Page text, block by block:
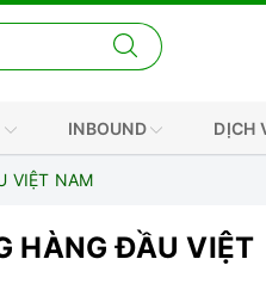
INBOUND DỊCH
VIỆT NAM
HÀNG ĐẦU VIỆT